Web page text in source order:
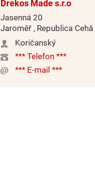
Drekos Made s.r.o
Jasenná 20
Jaroměř , Republica Cehă
Koričanský
*** Telefon ***
*** E-mail ***